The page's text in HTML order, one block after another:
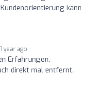
kann
1 year ago
Erfahrungen.
direkt mal entfernt.